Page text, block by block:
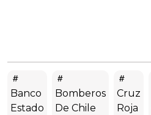
Banco
Estado
Bomberos
De Chile
Cruz
Roja